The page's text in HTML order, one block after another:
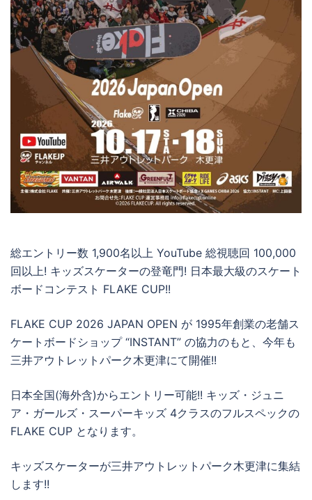
総エントリー数 1,900名以上 YouTube 総視聴回 100,000
回以上! キッズスケーターの登竜門! 日本最大級のスケート
ボードコンテスト FLAKE CUP!!
FLAKE CUP 2026 JAPAN OPEN が 1995年創業の老舗ス
ケートボードショップ “INSTANT” の協力のもと、今年も
三井アウトレットパーク木更津にて開催!!
日本全国(海外含)からエントリー可能!! キッズ・ジュニ
ア・ガールズ・スーパーキッズ 4クラスのフルスペックの
FLAKE CUP となります。
キッズスケーターが三井アウトレットパーク木更津に集結
します!!